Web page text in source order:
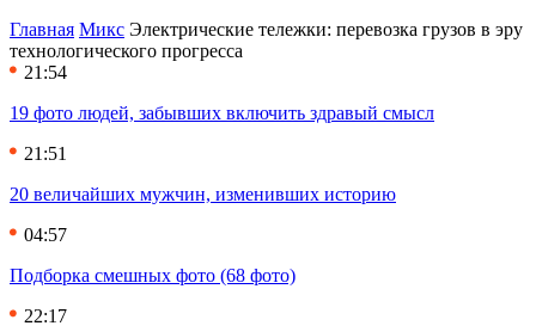
Главная Микс Электрические тележки: перевозка грузов в эру
технологического прогресса
21:54
19 фото людей, забывших включить здравый смысл
21:51
20 величайших мужчин, изменивших историю
04:57
Подборка смешных фото (68 фото)
22:17